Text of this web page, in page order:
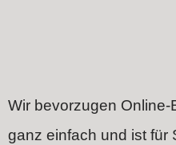
Wir bevorzugen
ganz einfach und ist für